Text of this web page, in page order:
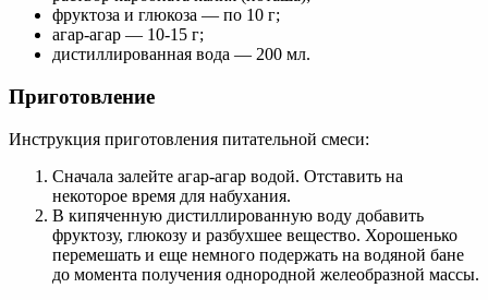
фруктоза и глюкоза — по 10 г;
агар-агар — 10-15 г;
дистиллированная вода — 200 мл.
Приготовление
Инструкция приготовления питательной смеси:
Сначала залейте агар-агар водой. Отставить на
некоторое время для набухания.
В кипяченную дистиллированную воду добавить
фруктозу, глюкозу и разбухшее вещество. Хорошенько
перемешать и еще немного подержать на водяной бане
до момента получения однородной желеобразной массы.